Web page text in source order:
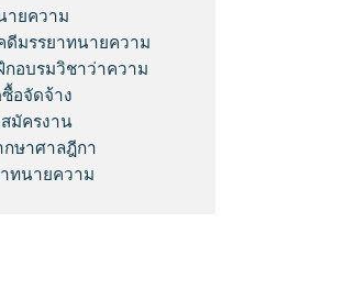
ายความ
ดีมรรยาทนายความ
อบรมวิชาว่าความ
อจัดจ้าง
มัครงาน
ษาศาลฎีกา
ทนายความ